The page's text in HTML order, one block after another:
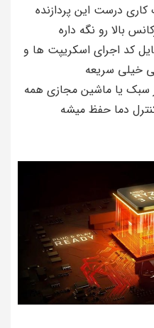
درست این پردازنده
بالا رو نگه داره
کد اجرای اسکریپت ها و
خیلی سریعه
سبک یا ماشین مجازی همه
دما حفظ میشه